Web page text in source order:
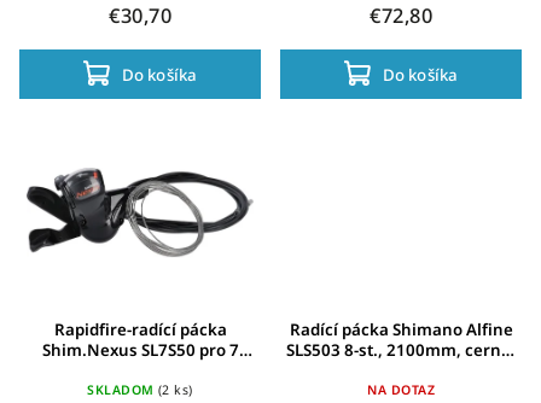
€30,70
Do košíka
€72,80
Do košíka
Rapidfire-radící pácka
Shim.Nexus SL7S50 pro 7
cerná
SKLADOM (2 ks)
Radící pácka Shimano Alfine
SLS503 8-st., 2100mm, cerná,
NA DOTAZ